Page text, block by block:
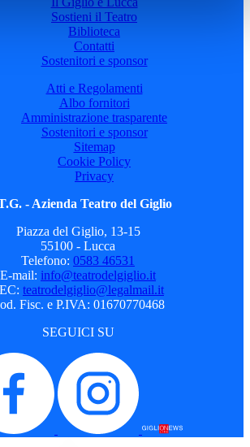
Sostieni il Teatro
Biblioteca
Contatti
Sostenitori e sponsor
Atti e Regolamenti
Albo fornitori
Amministrazione trasparente
Sostenitori e sponsor
Sitemap
Cookie Policy
Privacy
- Azienda Teatro del Giglio
Piazza del Giglio, 13-15
55100 - Lucca
Telefono: 0583 46531
E-mail: info@teatrodelgiglio.it
teatrodelgiglio@legalmail.it
Fisc. e P.IVA: 01670770468
SEGUICI SU